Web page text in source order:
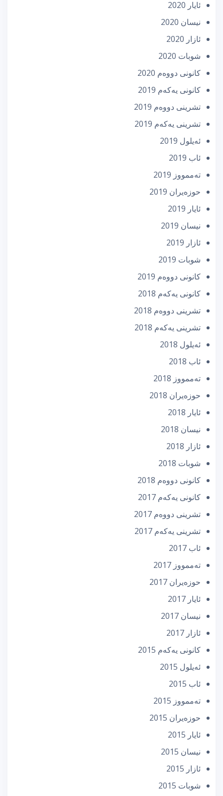
ئایار 2020
نیسان 2020
ئازار 2020
شوبات 2020
كانونی دووه‌م 2020
كانونی یه‌كه‌م 2019
تشرینی دووه‌م 2019
تشرینی یه‌كه‌م 2019
ئه‌یلول 2019
ئاب 2019
تەممووز 2019
حوزه‌یران 2019
ئایار 2019
نیسان 2019
ئازار 2019
شوبات 2019
كانونی دووه‌م 2019
كانونی یه‌كه‌م 2018
تشرینی دووه‌م 2018
تشرینی یه‌كه‌م 2018
ئه‌یلول 2018
ئاب 2018
تەممووز 2018
حوزه‌یران 2018
ئایار 2018
نیسان 2018
ئازار 2018
شوبات 2018
كانونی دووه‌م 2018
كانونی یه‌كه‌م 2017
تشرینی دووه‌م 2017
تشرینی یه‌كه‌م 2017
ئاب 2017
تەممووز 2017
حوزه‌یران 2017
ئایار 2017
نیسان 2017
ئازار 2017
كانونی یه‌كه‌م 2015
ئه‌یلول 2015
ئاب 2015
تەممووز 2015
حوزه‌یران 2015
ئایار 2015
نیسان 2015
ئازار 2015
شوبات 2015